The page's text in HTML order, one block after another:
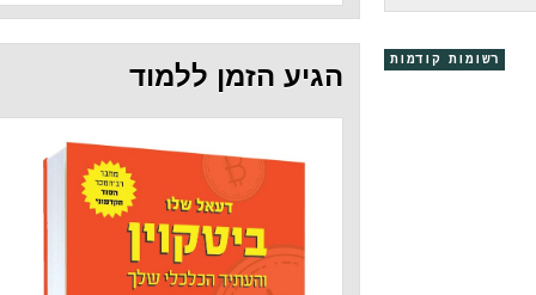
הגיע הזמן ללמוד